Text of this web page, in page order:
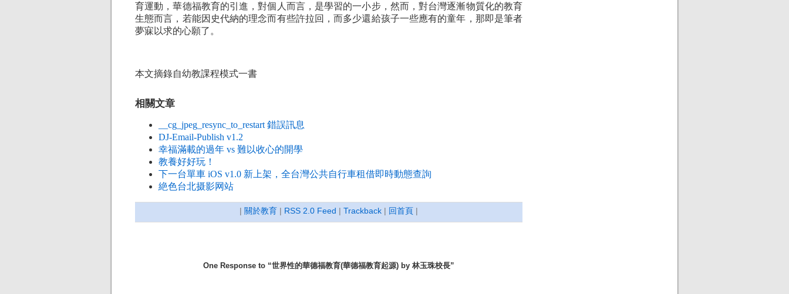
育運動，華德福教育的引進，對個人而言，是學習的一小步，然而，對台灣逐漸物質化的教育
生態而言，若能因史代納的理念而有些許拉回，而多少還給孩子一些應有的童年，那即是筆者
夢寐以求的心願了。
本文摘錄自幼教課程模式一書
相關文章
__cg_jpeg_resync_to_restart 錯誤訊息
DJ-Email-Publish v1.2
幸福滿載的過年 vs 難以收心的開學
教養好好玩！
下一台單車 iOS v1.0 新上架，全台灣公共自行車租借即時動態查詢
絶色台北摄影网站
| 關於教育 | RSS 2.0 Feed | Trackback | 回首頁 |
One Response to “世界性的華德福教育(華德福教育起源) by 林玉珠校長”